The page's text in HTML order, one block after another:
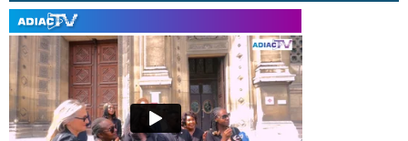
09-08-2026 17:26
Afrique-MondeÉducation catholique : le Scéam
veut bâtir une stratégie africaine à l’horizon 2031
09-08-2026 15:28
Afrique-MondeCrise migratoire : l’UE salue
l’action conjointe du Maroc et de l’Espagne